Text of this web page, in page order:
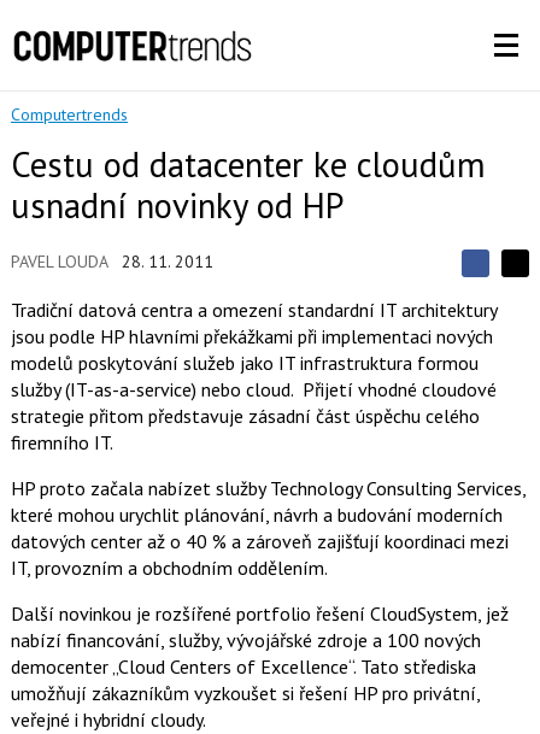
Computertrends
Cestu od datacenter ke cloudům
usnadní novinky od HP
PAVEL LOUDA 28. 11. 2011
S
d
í
l
e
t
S
í
l
j
t
n
c
e
o
í
t
Tradiční datová centra a omezení standardní IT architektury
jsou podle HP hlavními překážkami při implementaci nových
modelů poskytování služeb jako IT infrastruktura formou
služby (IT-as-a-service) nebo cloud. Přijetí vhodné cloudové
strategie přitom představuje zásadní část úspěchu celého
firemního IT.
HP proto začala nabízet služby Technology Consulting Services,
které mohou urychlit plánování, návrh a budování moderních
datových center až o 40 % a zároveň zajišťují koordinaci mezi
IT, provozním a obchodním oddělením.
Další novinkou je rozšířené portfolio řešení CloudSystem, jež
nabízí financování, služby, vývojářské zdroje a 100 nových
democenter „Cloud Centers of Excellence“. Tato střediska
umožňují zákazníkům vyzkoušet si řešení HP pro privátní,
veřejné i hybridní cloudy.